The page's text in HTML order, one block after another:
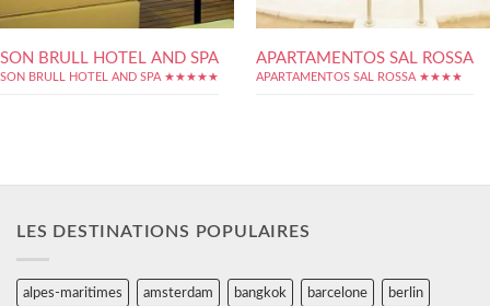
SON BRULL HOTEL AND SPA
SON BRULL HOTEL AND SPA ★★★★★
APARTAMENTOS SAL ROSSA
APARTAMENTOS SAL ROSSA ★★★★
LES DESTINATIONS POPULAIRES
alpes-maritimes amsterdam bangkok barcelone berlin